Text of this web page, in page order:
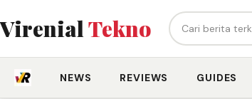
VirenialTekno Cari berita...
NEWS REVIEWS GUIDES